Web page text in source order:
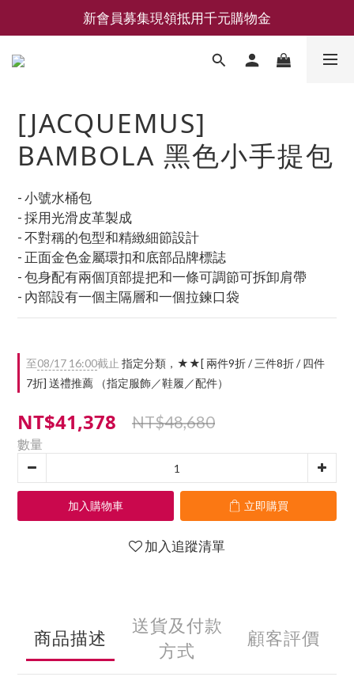
新會員募集現領抵用千元購物金
新會員募集現領抵用千元購物金
LEMAIRE 經典可頌包 NEW ARRIVAL
新會員募集現領抵用千元購物金
[JACQUEMUS]
BAMBOLA 黑色小手提包
- 小號水桶包
- 採用光滑皮革製成
- 不對稱的包型和精緻細節設計
- 正面金色金屬環扣和底部品牌標誌
- 包身配有兩個頂部提把和一條可調節可拆卸肩帶
- 內部設有一個主隔層和一個拉鍊口袋
至08/17 16:00截止 指定分類，★★[ 兩件9折 / 三件8折 / 四件
7折] 送禮推薦 （指定服飾／鞋履／配件）
NT$41,378 NT$48,680
數量
加入購物車 立即購買
加入追蹤清單
商品描述
送貨及付款
方式
顧客評價